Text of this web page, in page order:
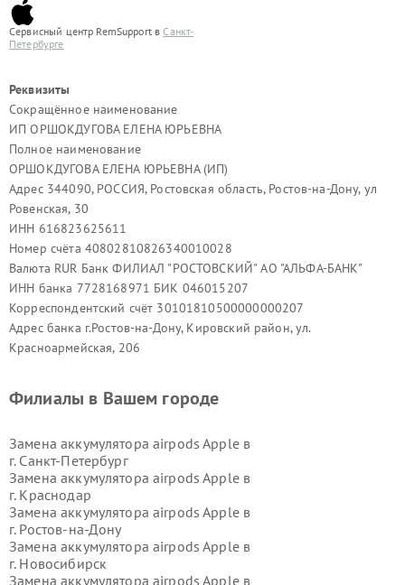
Сервисный центр RemSupport вСанкт-
Петербурге
Реквизиты
Сокращённое наименование
ИП ОРШОКДУГОВА ЕЛЕНА ЮРЬЕВНА
Полное наименование
ОРШОКДУГОВА ЕЛЕНА ЮРЬЕВНА (ИП)
Адрес 344090, РОССИЯ, Ростовская область, Ростов-на-Дону, ул
Ровенская, 30
ИНН 616823625611
Номер счёта 40802810826340010028
Валюта RUR Банк ФИЛИАЛ "РОСТОВСКИЙ" АО "АЛЬФА-БАНК"
ИНН банка 7728168971 БИК 046015207
Корреспондентский счёт 30101810500000000207
Адрес банка г.Ростов-на-Дону, Кировский район, ул.
Красноармейская, 206
Филиалы в Вашем городе
Замена аккумулятора airpods Apple в
г. Санкт-Петербург
Замена аккумулятора airpods Apple в
г. Краснодар
Замена аккумулятора airpods Apple в
г. Ростов-на-Дону
Замена аккумулятора airpods Apple в
г. Новосибирск
Замена аккумулятора airpods Apple в